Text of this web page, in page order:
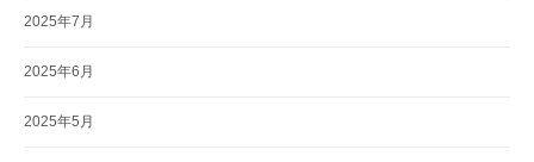
2025年7月
2025年6月
2025年5月